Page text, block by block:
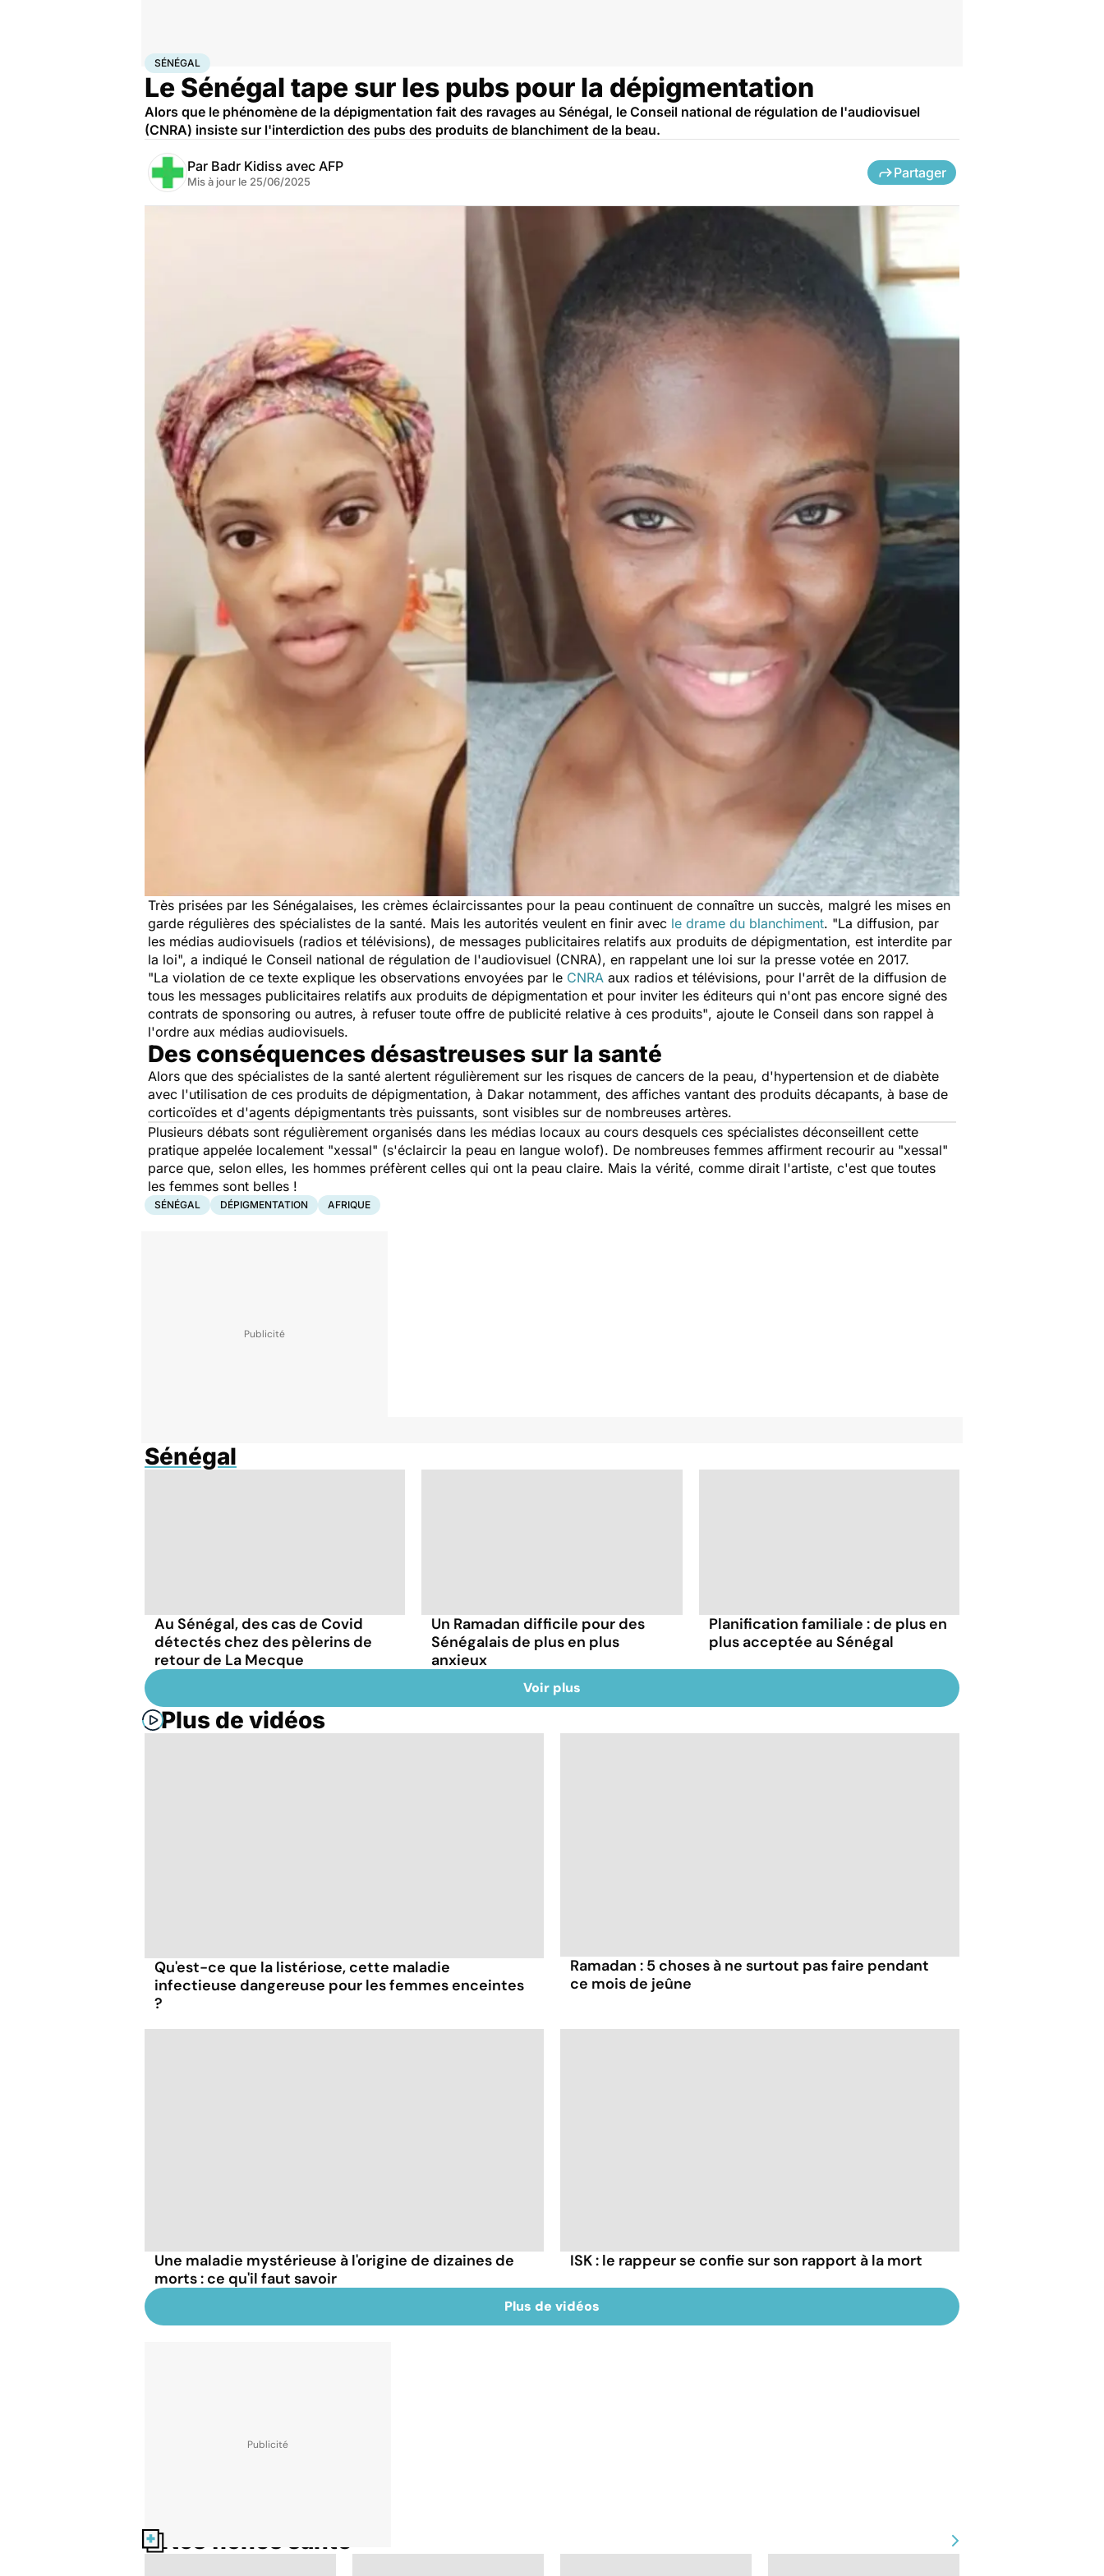
AccueilSanté Société
SÉNÉGAL
Le Sénégal tape sur les pubs pour la dépigmentation
Alors que le phénomène de la dépigmentation fait des ravages au Sénégal, le Conseil national de régulation de l'audiovisuel
(CNRA) insiste sur l'interdiction des pubs des produits de blanchiment de la beau.
Par Badr Kidiss avec AFP
Mis à jour le 25/06/2025
Partager
Très prisées par les Sénégalaises, les crèmes éclaircissantes pour la peau continuent de connaître un succès, malgré les mises en
garde régulières des spécialistes de la santé. Mais les autorités veulent en finir avec le drame du blanchiment. "La diffusion, par
les médias audiovisuels (radios et télévisions), de messages publicitaires relatifs aux produits de dépigmentation, est interdite par
la loi", a indiqué le Conseil national de régulation de l'audiovisuel (CNRA), en rappelant une loi sur la presse votée en 2017.
"La violation de ce texte explique les observations envoyées par le CNRA aux radios et télévisions, pour l'arrêt de la diffusion de
tous les messages publicitaires relatifs aux produits de dépigmentation et pour inviter les éditeurs qui n'ont pas encore signé des
contrats de sponsoring ou autres, à refuser toute offre de publicité relative à ces produits", ajoute le Conseil dans son rappel à
l'ordre aux médias audiovisuels.
Des conséquences désastreuses sur la santé
Alors que des spécialistes de la santé alertent régulièrement sur les risques de cancers de la peau, d'hypertension et de diabète
avec l'utilisation de ces produits de dépigmentation, à Dakar notamment, des affiches vantant des produits décapants, à base de
corticoïdes et d'agents dépigmentants très puissants, sont visibles sur de nombreuses artères.
Plusieurs débats sont régulièrement organisés dans les médias locaux au cours desquels ces spécialistes déconseillent cette
pratique appelée localement "xessal" (s'éclaircir la peau en langue wolof). De nombreuses femmes affirment recourir au "xessal"
parce que, selon elles, les hommes préfèrent celles qui ont la peau claire. Mais la vérité, comme dirait l'artiste, c'est que toutes
les femmes sont belles !
SÉNÉGAL DÉPIGMENTATION AFRIQUE
Sénégal
Au Sénégal, des cas de Covid
détectés chez des pèlerins de
retour de La Mecque
Un Ramadan difficile pour des
Sénégalais de plus en plus
anxieux
Planification familiale : de plus en
plus acceptée au Sénégal
Voir plus
Plus de vidéos
Qu'est-ce que la listériose, cette maladie
infectieuse dangereuse pour les femmes enceintes
?
Ramadan : 5 choses à ne surtout pas faire pendant
ce mois de jeûne
Une maladie mystérieuse à l'origine de dizaines de
morts : ce qu'il faut savoir
ISK : le rappeur se confie sur son rapport à la mort
Plus de vidéos
Nos fiches santé